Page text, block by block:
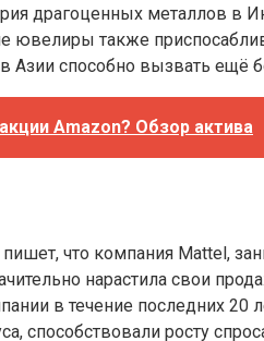
драгоценных металлов в
ювелиры также
Азии способно вызвать ещё
Amazon? Обзор актива
что компания Mattel,
нарастила свои
в течение последних 20
способствовали росту